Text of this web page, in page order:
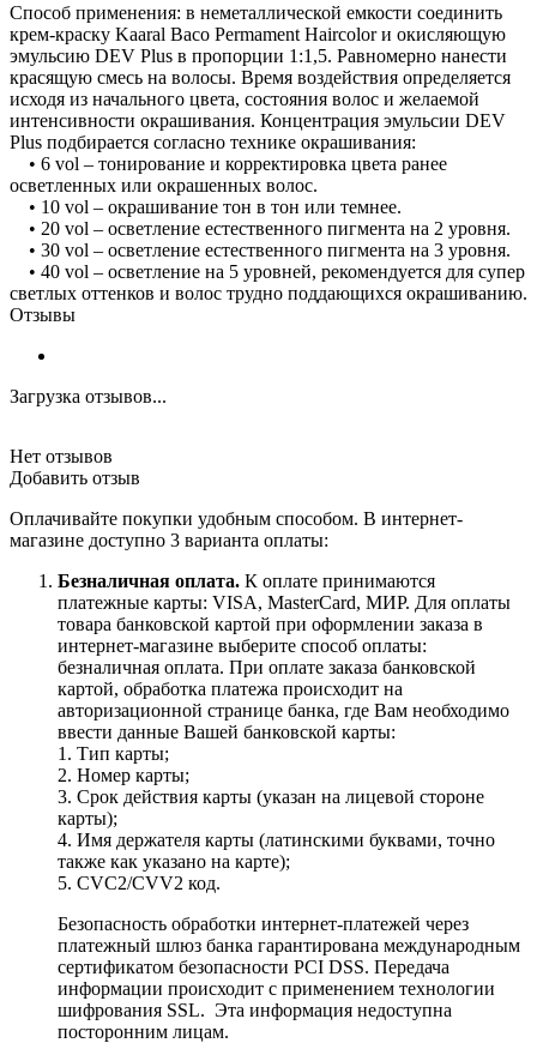
Способ применения: в неметаллической емкости соединить
крем-краску Kaaral Baco Permament Haircolor и окисляющую
эмульсию DEV Plus в пропорции 1:1,5. Равномерно нанести
красящую смесь на волосы. Время воздействия определяется
исходя из начального цвета, состояния волос и желаемой
интенсивности окрашивания. Концентрация эмульсии DEV
Plus подбирается согласно технике окрашивания:
• 6 vol – тонирование и корректировка цвета ранее
осветленных или окрашенных волос.
• 10 vol – окрашивание тон в тон или темнее.
• 20 vol – осветление естественного пигмента на 2 уровня.
• 30 vol – осветление естественного пигмента на 3 уровня.
• 40 vol – осветление на 5 уровней, рекомендуется для супер
светлых оттенков и волос трудно поддающихся окрашиванию.
Отзывы
Загрузка отзывов...
Нет отзывов
Добавить отзыв
Оплачивайте покупки удобным способом. В интернет-
магазине доступно 3 варианта оплаты:
Безналичная оплата. К оплате принимаются
платежные карты: VISA, MasterCard, МИР. Для оплаты
товара банковской картой при оформлении заказа в
интернет-магазине выберите способ оплаты:
безналичная оплата. При оплате заказа банковской
картой, обработка платежа происходит на
авторизационной странице банка, где Вам необходимо
ввести данные Вашей банковской карты:
1. Тип карты;
2. Номер карты;
3. Срок действия карты (указан на лицевой стороне
карты);
4. Имя держателя карты (латинскими буквами, точно
также как указано на карте);
5. CVC2/CVV2 код.
Безопасность обработки интернет-платежей через
платежный шлюз банка гарантирована международным
сертификатом безопасности PCI DSS. Передача
информации происходит с применением технологии
шифрования SSL. Эта информация недоступна
посторонним лицам.